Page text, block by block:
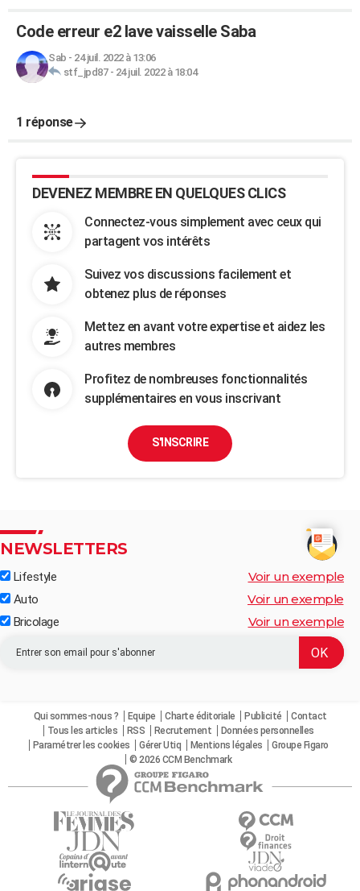
Code erreur e2 lave vaisselle Saba
Sab - 24 juil. 2022 à 13:06
stf_jpd87- 24 juil. 2022 à 18:04
1 réponse
DEVENEZ MEMBRE EN QUELQUES CLICS
Connectez-vous simplement avec ceux qui
partagent vos intérêts
Suivez vos discussions facilement et
obtenez plus de réponses
Mettez en avant votre expertise et aidez les
autres membres
Profitez de nombreuses fonctionnalités
supplémentaires en vous inscrivant
S'INSCRIRE
NEWSLETTERS
Lifestyle Voir un exemple
Auto Voir un exemple
Bricolage Voir un exemple
Qui sommes-nous ? Equipe Charte éditoriale Publicité
Contact
Tous les articles
RSS Recrutement
Données personnelles
Paramétrer les cookies
Gérer Utiq Mentions légales
Groupe Figaro
© 2026 CCM Benchmark